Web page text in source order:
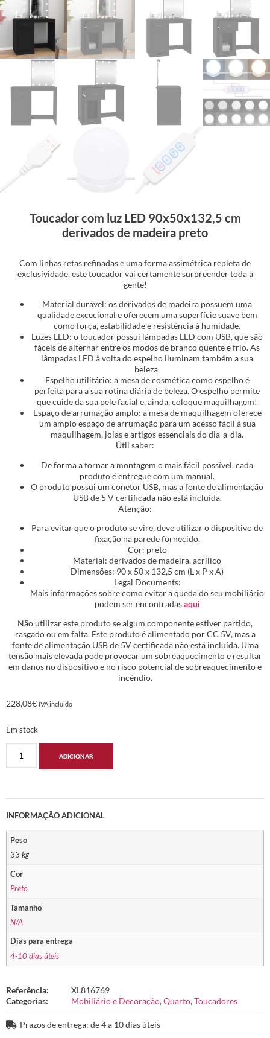
Toucador com luz LED 90x50x132,5 cm
derivados de madeira preto
Com linhas retas refinadas e uma forma assimétrica repleta de
exclusividade, este toucador vai certamente surpreender toda a
gente!
Material durável: os derivados de madeira possuem uma
qualidade excecional e oferecem uma superfície suave bem
como força, estabilidade e resistência à humidade.
Luzes LED: o toucador possui lâmpadas LED com USB, que são
fáceis de alternar entre os modos de branco quente e frio. As
lâmpadas LED à volta do espelho iluminam também a sua
beleza.
Espelho utilitário: a mesa de cosmética como espelho é
perfeita para a sua rotina diária de beleza. O espelho permite
que cuide da sua pele facial e, ainda, coloque maquilhagem!
Espaço de arrumação amplo: a mesa de maquilhagem oferece
um amplo espaço de arrumação para um acesso fácil à sua
maquilhagem, joias e artigos essenciais do dia-a-dia.
Útil saber:
De forma a tornar a montagem o mais fácil possível, cada
produto é entregue com um manual.
O produto possui um conetor USB, mas a fonte de alimentação
USB de 5 V certificada não está incluída.
Atenção:
Para evitar que o produto se vire, deve utilizar o dispositivo de
fixação na parede fornecido.
Cor: preto
Material: derivados de madeira, acrílico
Dimensões: 90 x 50 x 132,5 cm (L x P x A)
Legal Documents:
Mais informações sobre como evitar a queda do seu mobiliário
podem ser encontradasaqui
Não utilizar este produto se algum componente estiver partido,
rasgado ou em falta. Este produto é alimentado por CC 5V, mas a
fonte de alimentação USB de 5V certificada não está incluída. Uma
tensão mais elevada pode provocar um sobreaquecimento e resultar
em danos no dispositivo e no risco potencial de sobreaquecimento e
incêndio.
228,08€ IVA incluido
Em stock
ADICIONAR
INFORMAÇÃO ADICIONAL
Peso
33 kg
Cor
Preto
Tamanho
N/A
Dias para entrega
4-10 dias úteis
Referência:
XL816769
Categorias:
Mobiliário e Decoração,Quarto,Toucadores
Prazos de entrega: de 4 a 10 dias úteis